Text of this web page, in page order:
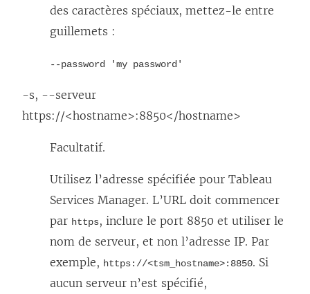
des caractères spéciaux, mettez-le entre
guillemets :
--password 'my password'
-s, --serveur
https://<hostname>:8850</hostname>
Facultatif.
Utilisez l’adresse spécifiée pour Tableau
Services Manager. L’URL doit commencer
par https, inclure le port 8850 et utiliser le
nom de serveur, et non l’adresse IP. Par
exemple, https://<tsm_hostname>:8850. Si
aucun serveur n’est spécifié,